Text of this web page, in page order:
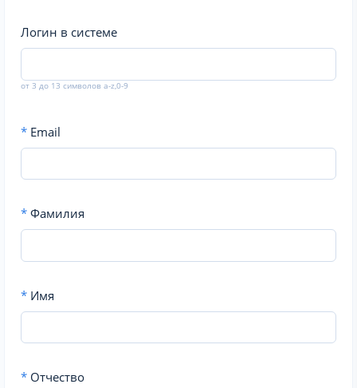
Логин в системе
от 3 до 13 символов a-z,0-9
* Email
* Фамилия
* Имя
* Отчество